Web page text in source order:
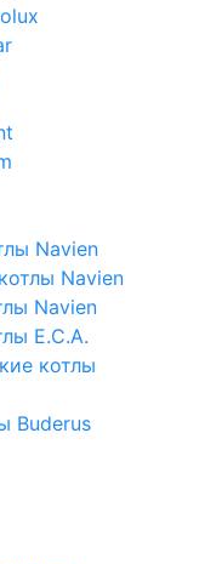
Navien
Navien
Navien
E.C.A.
котлы
Buderus